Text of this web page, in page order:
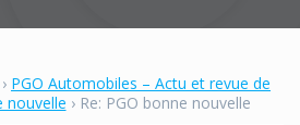
› PGO Automobiles – Actu et revue de
nouvelle › Re: PGO bonne nouvelle